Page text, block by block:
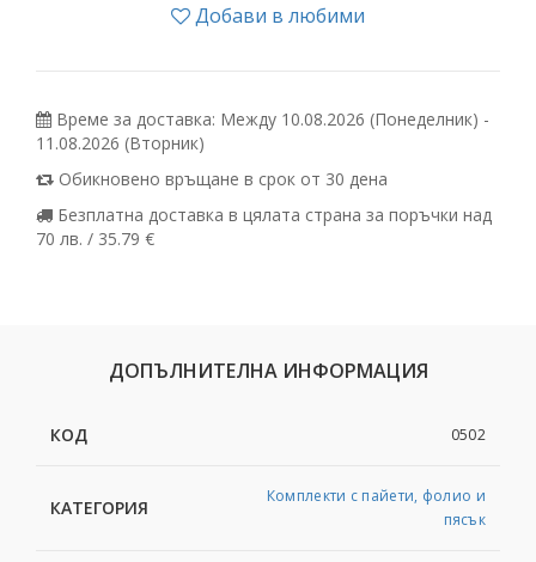
Добави в любими
Време за доставка: Между 10.08.2026 (Понеделник) -
11.08.2026 (Вторник)
Обикновено връщане в срок от 30 дена
Безплатна доставка в цялата страна за поръчки над
70 лв. / 35.79 €
ДОПЪЛНИТЕЛНА ИНФОРМАЦИЯ
КОД 0502
КАТЕГОРИЯ
Комплекти с пайети, фолио и
пясък